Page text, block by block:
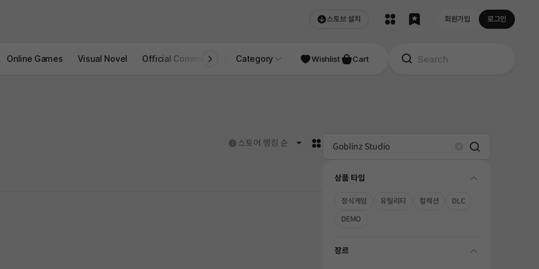
스토브 설치 회원가입 로그인
Online Games Visual Novel Official Community STOVE INDIE Studio
Category Wishlist Cart
도움말
스토어 랭킹 순 카드형 ClearSearch
상품 타입 folding
정식게임 유틸리티 컬렉션
DLC
DEMO
장르 folding